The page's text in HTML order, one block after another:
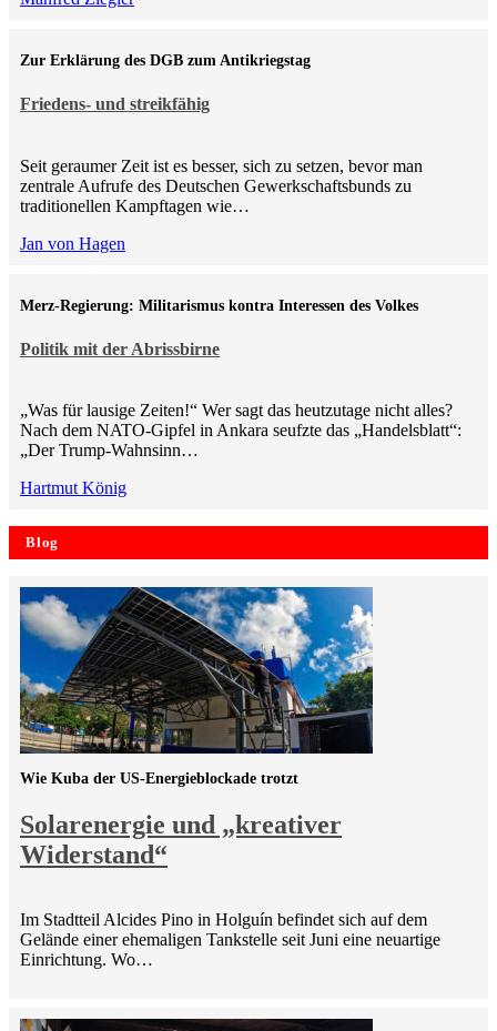
Friedens- und streikfähig
Zur Erklärung des DGB zum Antikriegstag
Seit geraumer Zeit ist es besser, sich zu setzen, bevor man
zentrale Aufrufe des Deutschen Gewerkschaftsbunds zu
traditionellen Kampftagen wie…
Jan von Hagen
Politik mit der Abrissbirne
Merz-Regierung: Militarismus kontra Inte­ressen des Volkes
„Was für lausige Zeiten!“ Wer sagt das heutzutage nicht alles?
Nach dem NATO-Gipfel in Ankara seufzte das „Handelsblatt“:
„Der Trump-Wahnsinn…
Hartmut König
Blog
Solarenergie und „kreativer
Widerstand“
Wie Kuba der US-Energieblockade trotzt
Im Stadtteil Alcides Pino in Holguín befindet sich auf dem
Gelände einer ehemaligen Tankstelle seit Juni eine neuartige
Einrichtung. Wo…